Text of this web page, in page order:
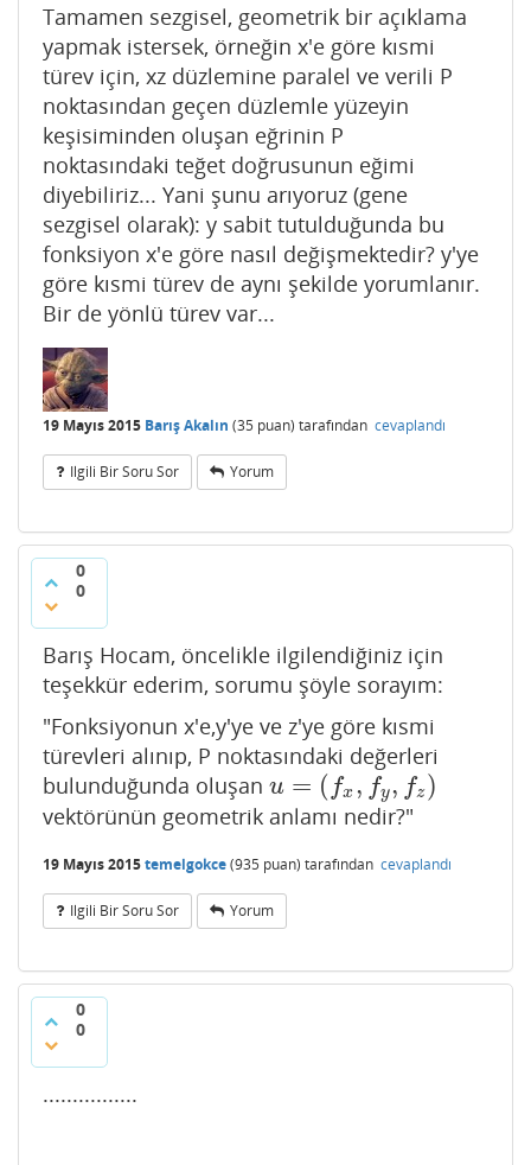
Tamamen sezgisel, geometrik bir açıklama
yapmak istersek, örneğin x'e göre kısmi
türev için, xz düzlemine paralel ve verili P
noktasından geçen düzlemle yüzeyin
keşisiminden oluşan eğrinin P
noktasındaki teğet doğrusunun eğimi
diyebiliriz... Yani şunu arıyoruz (gene
sezgisel olarak): y sabit tutulduğunda bu
fonksiyon x'e göre nasıl değişmektedir? y'ye
göre kısmi türev de aynı şekilde yorumlanır.
Bir de yönlü türev var...
19 Mayıs 2015 Barış Akalın (35 puan) tarafından cevaplandı
Ilgili Bir Soru Sor Yorum
0
0
Barış Hocam, öncelikle ilgilendiğiniz için
teşekkür ederim, sorumu şöyle sorayım:
"Fonksiyonun x'e,y'ye ve z'ye göre kısmi
türevleri alınıp, P noktasındaki değerleri
bulunduğunda oluşan u = ( fx , fy, fz )
u=(fx ,f y,fz
vektörünün geometrik anlamı nedir?"
19 Mayıs 2015temelgokce(935 puan) tarafından cevaplandı
Ilgili Bir Soru Sor Yorum
0
0
................